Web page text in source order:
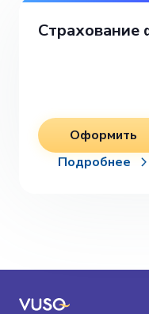
Страхование
Оформить
Подробнее